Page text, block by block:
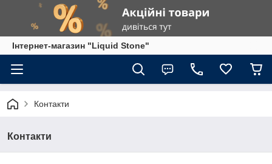
Інтернет-магазин "Liquid Stone"
Контакти
Контакти